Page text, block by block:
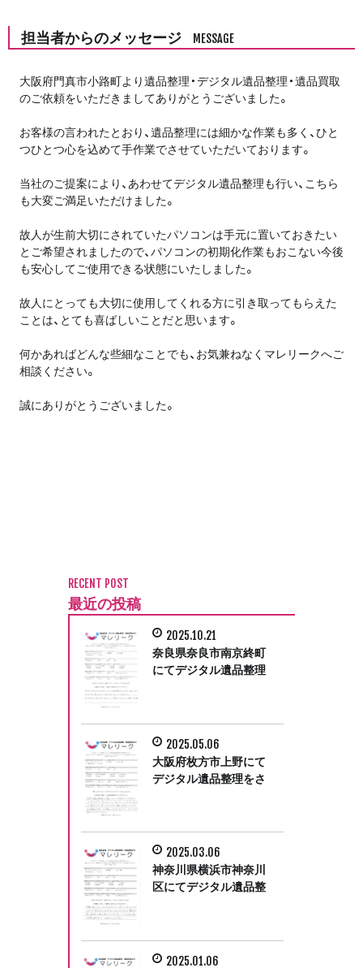
担当者からのメッセージ MESSAGE
大阪府門真市小路町より遺品整理・デジタル遺品整理・遺品買取
のご依頼をいただきましてありがとうございました。
お客様の言われたとおり、遺品整理には細かな作業も多く、ひと
つひとつ心を込めて手作業でさせていただいております。
当社のご提案により、あわせてデジタル遺品整理も行い、こちら
も大変ご満足いただけました。
故人が生前大切にされていたパソコンは手元に置いておきたい
とご希望されましたので、パソコンの初期化作業もおこない今後
も安心してご使用できる状態にいたしました。
故人にとっても大切に使用してくれる方に引き取ってもらえた
ことは、とても喜ばしいことだと思います。
何かあればどんな些細なことでも、お気兼ねなくマレリークへご
相談ください。
誠にありがとうございました。
RECENT POST
最近の投稿
2025.10.21
奈良県奈良市南京終町
にてデジタル遺品整理
2025.05.06
大阪府枚方市上野にて
デジタル遺品整理をさ
2025.03.06
神奈川県横浜市神奈川
区にてデジタル遺品整
2025.01.06